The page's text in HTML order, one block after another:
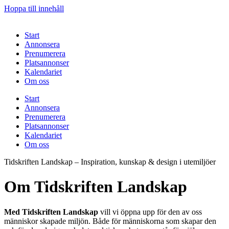
Hoppa till innehåll
Start
Annonsera
Prenumerera
Platsannonser
Kalendariet
Om oss
Start
Annonsera
Prenumerera
Platsannonser
Kalendariet
Om oss
Tidskriften Landskap – Inspiration, kunskap & design i utemiljöer
Om Tidskriften Landskap
Med Tidskriften Landskap vill vi öppna upp för den av oss
människor skapade miljön. Både för människorna som skapar den